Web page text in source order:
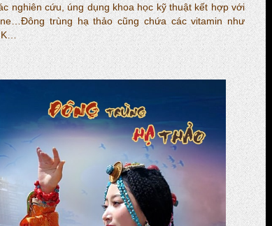
nghiên cứu, úng dụng khoa học kỹ thuật kết hợp với
trùng hạ thảo cũng chứa các vitamin như